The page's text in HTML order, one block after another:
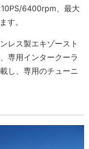
6400rpm、最大
す。
レス製エキゾースト
専用インタークーラ
し、専用のチューニ